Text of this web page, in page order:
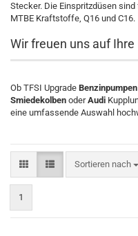
Stecker. Die Einspritzdüsen
MTBE Kraftstoffe, Q16 und C16.
Wir freuen uns auf
Ob TFSI Upgrade Benzinpumpen
Smiedekolben oderAudi
eine umfassende Auswahl
Sortieren nach
Sortieren nach
1